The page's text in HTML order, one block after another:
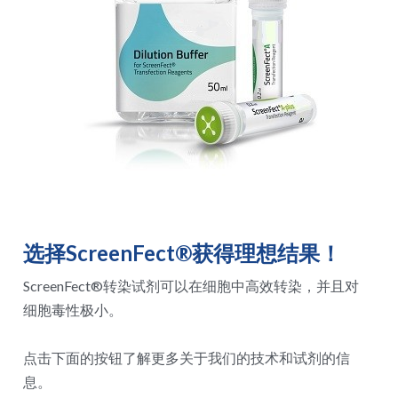
选择ScreenFect®获得理想结果！
ScreenFect®转染试剂可以在细胞中高效转染，并且对
细胞毒性极小。
点击下面的按钮了解更多关于我们的技术和试剂的信
息。